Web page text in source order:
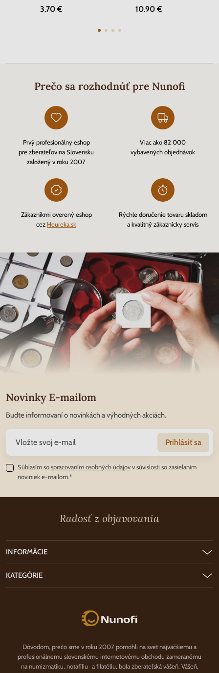
3.70 € 10.90 €
Prečo sa rozhodnúť pre Nunofi
Prvý profesionálny eshop
pre zberateľov na Slovensku
založený v roku 2007
Viac ako 82 000
vybavených objednávok
Zákazníkmi overený eshop
cez Heureka.sk
Rýchle doručenie tovaru skladom
a kvalitný zákaznícky servis
Novinky E-mailom
Budte informovaní o novinkách a výhodných akciách.
Prihlásiť sa
Súhlasím sospracovaním osobných údajovv súvislosti so zasielaním
noviniek e-mailom.*
Radosť z objavovania
Nunofi.sk
Dôvodom, prečo sme v roku 2007 pomohli na svet najväčšiemu a
profesionálnemu slovenskému internetovému obchodu zameranému
na numizmatiku, notafíliu a filatéliu, bola zberateľská vášeň. Vášeň,
INFORMÁCIE
KATEGÓRIE